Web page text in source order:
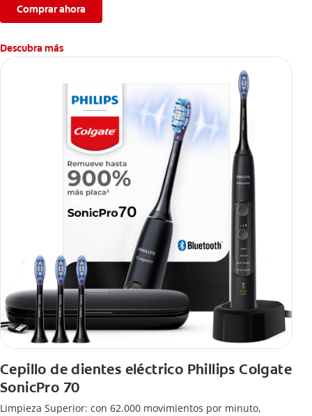
Comprar ahora
Descubra más
Cepillo de dientes eléctrico Phillips Colgate
SonicPro 70
Limpieza Superior: con 62.000 movimientos por minuto,